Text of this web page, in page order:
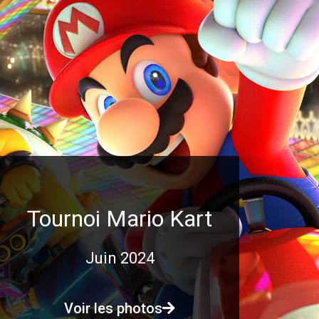
Tournoi Mario Kart
Juin 2024
Voir les photos